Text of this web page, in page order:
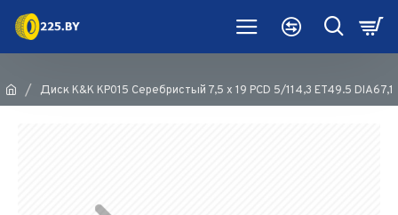
Диск K&K КР015 Серебристый 7,5 х 19 PCD 5/114,3 ET49.5 DIA67,1